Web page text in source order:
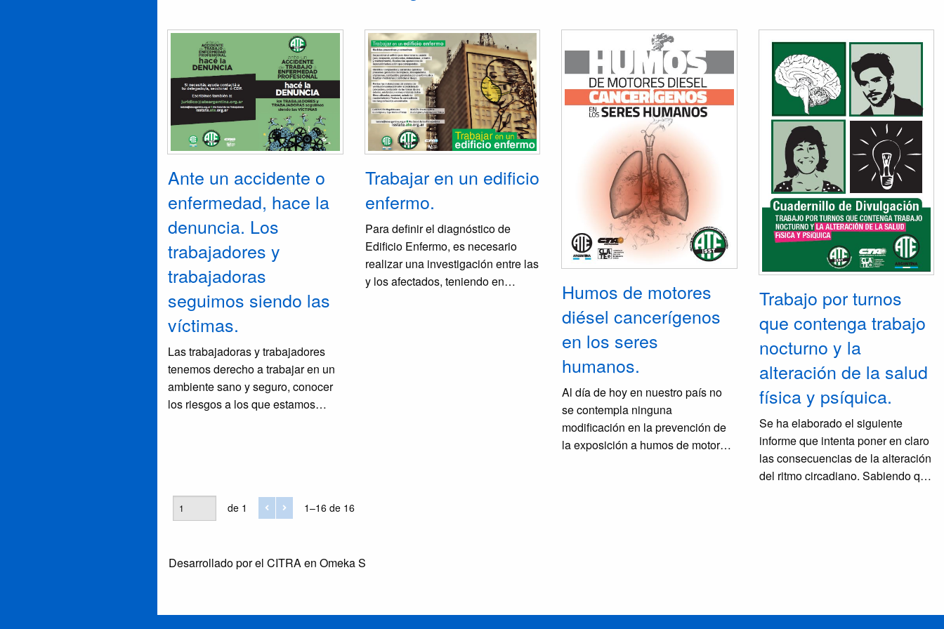
Ante un accidente o
enfermedad, hace la
denuncia. Los
trabajadores y
trabajadoras
seguimos siendo las
víctimas.
Las trabajadoras y trabajadores
tenemos derecho a trabajar en un
ambiente sano y seguro, conocer
los riesgos a los que estamos
ART y tener información sobre la
misma, conocer los resultados de
Trabajar en un edificio
enfermo.
Para definir el diagnóstico de
Edificio Enfermo, es necesario
realizar una investigación entre las
y los afectados, teniendo en
Humos de motores
diésel cancerígenos
en los seres
humanos.
Al día de hoy en nuestro país no
se contempla ninguna
modificación en la prevención de
la exposición a humos de motores
Trabajo por turnos
que contenga trabajo
nocturno y la
alteración de la salud
física y psíquica.
Se ha elaborado el siguiente
informe que intenta poner en claro
las consecuencias de la alteración
del ritmo circadiano. Sabiendo que
mercancía, es la forma en que
de 1 1–16 de 16
Desarrollado por el CITRA en Omeka S